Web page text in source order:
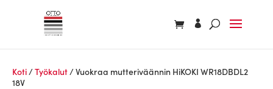
Koti/Työkalut/ Vuokraa mutteriväännin HiKOKI WR18DBDL2
18V